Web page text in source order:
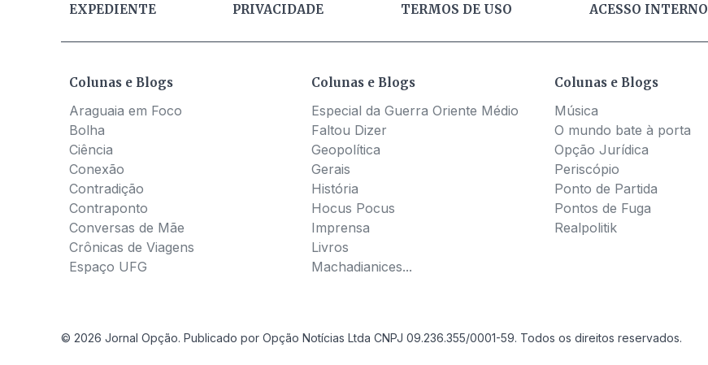
EXPEDIENTE PRIVACIDADE TERMOS DE USO ACESSO INTERNO
Colunas e Blogs
Araguaia em Foco
Bolha
Ciência
Conexão
Contradição
Contraponto
Conversas de Mãe
Crônicas de Viagens
Espaço UFG
Colunas e Blogs
Especial da Guerra Oriente Médio
Faltou Dizer
Geopolítica
Gerais
História
Hocus Pocus
Imprensa
Livros
Machadianices...
Colunas e Blogs
Música
O mundo bate à porta
Opção Jurídica
Periscópio
Ponto de Partida
Pontos de Fuga
Realpolitik
© 2026 Jornal Opção. Publicado por Opção Notícias Ltda CNPJ 09.236.355/0001-59. Todos os direitos reservados.